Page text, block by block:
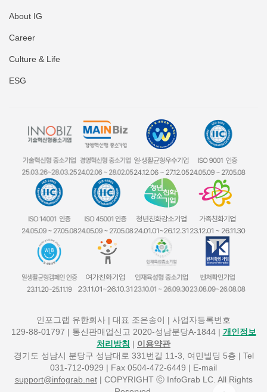
About IG
Career
Culture & Life
ESG
인포그랩 유한회사 | 대표 조은송이 | 사업자등록번호
129-88-01797 | 통신판매업신고 2020-성남분당A-1844 | 개인정보
처리방침 | 이용약관
경기도 성남시 분당구 성남대로 331번길 11-3, 여민빌딩 5층 | Tel
031-712-0929 | Fax 0504-472-6449 | E-mail
support@infograb.net| COPYRIGHT ⓒ InfoGrab LC. All Rights